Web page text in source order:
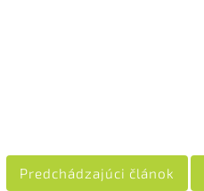
Predchádzajúci článok